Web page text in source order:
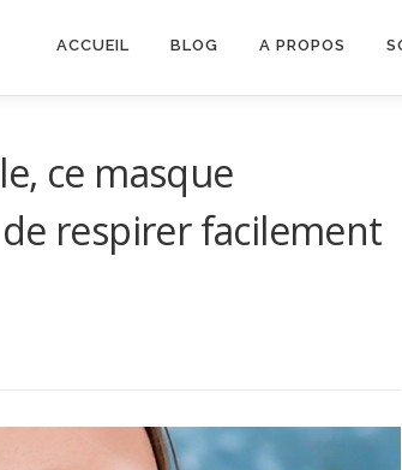
ACCUEIL BLOG A PROPOS
ce masque
respirer facilement